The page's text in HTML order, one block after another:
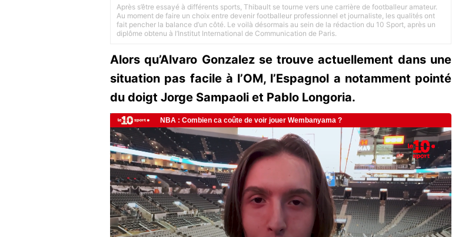
Après s’être essayé à différents sports, Thibault se tourne vers une carrière de footballeur amateur.
Au moment de faire un choix entre devenir footballeur professionnel et journaliste, les qualités ont
fait pencher la balance d’un côté. Le voilà désormais au sein de la rédaction du 10 Sport, après un
diplôme obtenu à l’Institut International de Communication de Paris.
Alors qu’Alvaro Gonzalez se trouve actuellement dans une
situation pas facile à l’OM, l’Espagnol a notamment pointé
du doigt Jorge Sampaoli et Pablo Longoria.